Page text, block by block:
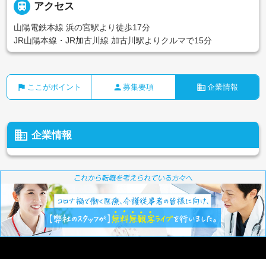
 アクセス
山陽電鉄本線 浜の宮駅より徒歩17分
JR山陽本線・JR加古川線 加古川駅よりクルマで15分
flag ここがポイント person 募集要項 business 企業情報
business 企業情報